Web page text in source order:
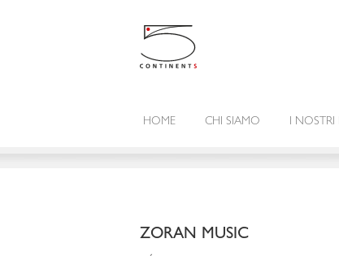
HOME CHI SIAMO I NOSTRI
ZORAN MUSIC